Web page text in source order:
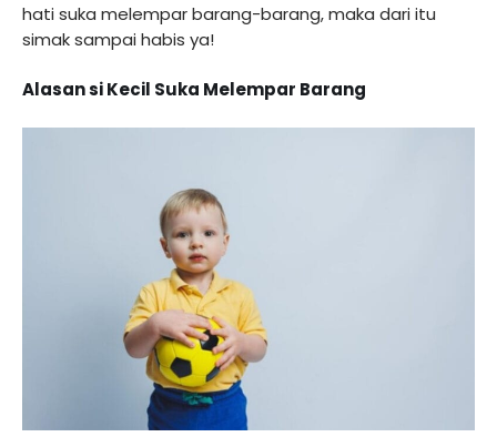
hati suka melempar barang-barang, maka dari itu
simak sampai habis ya!
Alasan si Kecil Suka Melempar Barang